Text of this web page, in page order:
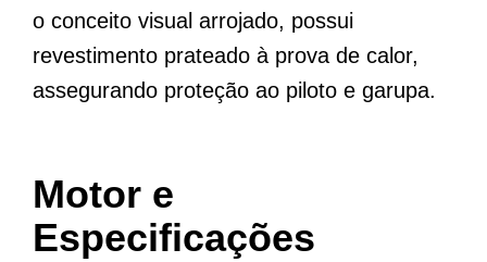
o conceito visual arrojado, possui
revestimento prateado à prova de calor,
assegurando proteção ao piloto e garupa.
Motor e
Especificações